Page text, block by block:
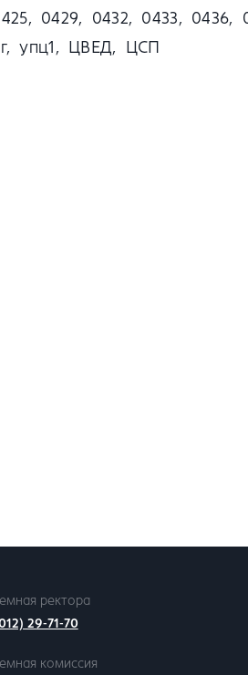
0429, 0432, 0433,
упц1, ЦВЕД, ЦСП
ректора
29-71-70
комиссия